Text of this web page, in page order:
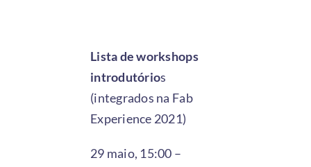
Lista de workshops
introdutórios
(integrados na Fab
Experience 2021)
29 maio, 15:00 –